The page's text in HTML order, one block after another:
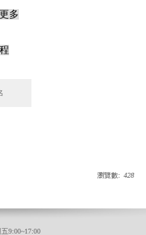
多
瀏覽數: 428
9:00~17:00